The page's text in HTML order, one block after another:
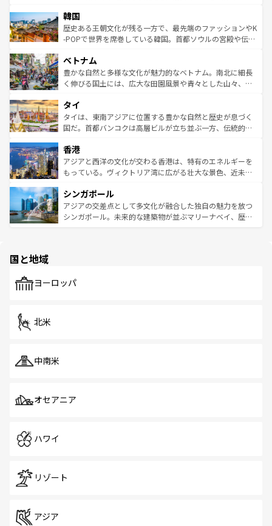
ワイを、存分に味わってほしい。 なお、新着のハワイ情報
はコンテンツ一覧を参照してほしい。
いる。アクティビティも充実しており、サーフィンやダイ
ビング、ハイキングなど、アウトドア好きにはたまらな
い。オーストラリアの多彩な魅力を存分に味わいつくそ
参照してほしい。
ン）、静ひつな山岳地帯である台湾東部など、都市の喧騒
と山間の静けさが共存しており、訪れる人に新しい発見と
驚きをもたらしてくれる。また、奥深い台湾の食文化も魅
容にもいいと評判のスイーツなど、バラエティ豊かな料理
が味わえる。 なお、新着の台湾情報は コンテンツ一覧を参
照してほしい。
韓国
歴史ある王朝文化が残る一方で、最先端のファッションやK
-POPで世界を席巻している韓国。首都ソウルの宮殿や伝統
き、地方に足を延ばせば四季折々の自然美を楽しむことが
できる。そして、キムチや焼肉、絶品のストリートフード
まで、さまざまな韓国料理が待っている。夜には、韓国な
リティに包まれながら、韓国の多彩な魅力を心ゆくまで味
わってみてほしい。 なお、新着の韓国情報はコンテンツ一
覧を参照してほしい。
ベトナム
豊かな自然と多様な文化が魅力的なベトナム。南北に細長
く伸びる国土には、広大な田園風景や青々とした山々、世
急速な発展と共に伝統が息づく。ハノイの古い町並みやホ
ーチミン市のフランス統治時代の建物も、独特の雰囲気を
醸し出している。また、バラエティの豊かさとおいしさで
とつ。フォーやバインミー、ベトナムコーヒーなどは、ぜ
ひ現地で味わいたい。どの地域を訪れてもあたたかい人々
が旅行者を迎えてくれるので、きっと忘れられない旅にな
参照してほしい。
タイ
タイは、東南アジアに位置する豊かな自然と歴史が息づく
国だ。首都バンコクは高層ビルが立ち並ぶ一方、伝統的な
の活気が交差している。北部ではチェンマイなどの山岳地
帯で自然と触れ合い、南部ではプーケットやクラビの美し
いビーチでリゾート気分を楽しむことができる。タイ料理
激する。気候は一年中温暖で、どの季節にも異なる楽しみ
が待っている。親しみやすいタイの人々、仏教を中心とし
た文化、そして多様な観光資源が、訪れる旅人を魅了し続
香港
アジアと西洋の文化が交わる香港は、特有のエネルギーを
もっている。ヴィクトリア湾に広がる壮大な景色、近未来
み、どこを訪れても感動するはず。観光スポットが密集し
ており、効率よく見どころを回れるのも魅力。息をのむよ
うな絶景から文化的な体験まで、香港を存分に楽しみ尽く
シンガポール
アジアの交差点として多文化が融合した独自の魅力を放つ
シンガポール。未来的な建築物が並ぶマリーナベイ、歴史
で、ホーカーズは地元の風情を楽しめる外せないスポット
国と地域
ヨーロッパ
北米
中南米
オセアニア
ハワイ
リゾート
アジア